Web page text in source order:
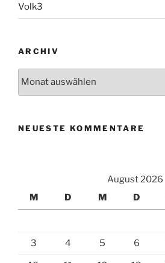
Volk3
ARCHIV
NEUESTE KOMMENTARE
August 2026
M
D M D
3 4 5 6